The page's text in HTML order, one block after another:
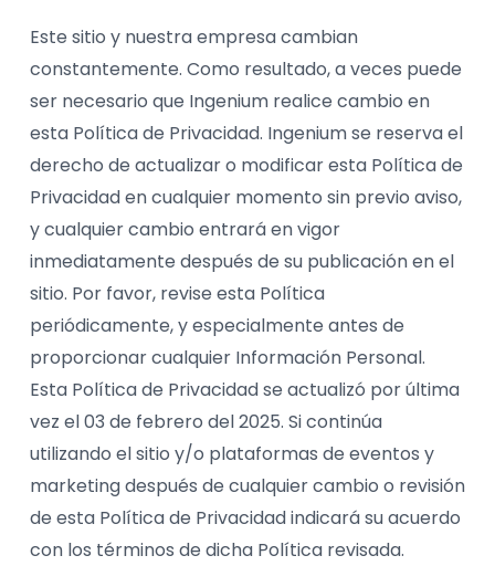
Este sitio y nuestra empresa cambian
constantemente. Como resultado, a veces puede
ser necesario que Ingenium realice cambio en
esta Política de Privacidad. Ingenium se reserva el
derecho de actualizar o modificar esta Política de
Privacidad en cualquier momento sin previo aviso,
y cualquier cambio entrará en vigor
inmediatamente después de su publicación en el
sitio. Por favor, revise esta Política
periódicamente, y especialmente antes de
proporcionar cualquier Información Personal.
Esta Política de Privacidad se actualizó por última
vez el 03 de febrero del 2025. Si continúa
utilizando el sitio y/o plataformas de eventos y
marketing después de cualquier cambio o revisión
de esta Política de Privacidad indicará su acuerdo
con los términos de dicha Política revisada.